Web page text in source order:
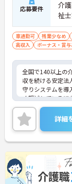
う高い定着率に
【医療機関と連
ケアスキルを磨け
・24時間体制で
も連携しているた
・資格取得に向け
できる場合が多く
ら着実に専門性を
【リフレッシュ休
で、自分らしく無
・年間107日の休
ュ休暇が支給され
がらオンオフのメ
・髪色やネイルな
65歳・再雇用70
自身のスタイルを
応募要件
介
祉
ホ
車通勤可 残業少なめ
高収入
ボーナス・賞与
全国で140以上の
収を続ける安定法
守りシステムを導
く軽減しているほ
安心して業務を始
度、住宅手当や子
生活を支える福利
タラクエール
得支援や職種別研
ップを目指せます
分に活かし、ご
に活躍できるお
詳細